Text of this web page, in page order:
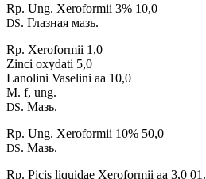
Rp. Ung. Xeroformii 3% 10,0
DS. Глазная мазь.
Rp. Xeroformii 1,0
Zinci oxydati 5,0
Lanolini Vaselini aa 10,0
M. f, ung.
DS. Мазь.
Rp. Ung. Xeroformii 10% 50,0
DS. Мазь.
Rp. Picis liquidae Xeroformii aa 3,0 01.